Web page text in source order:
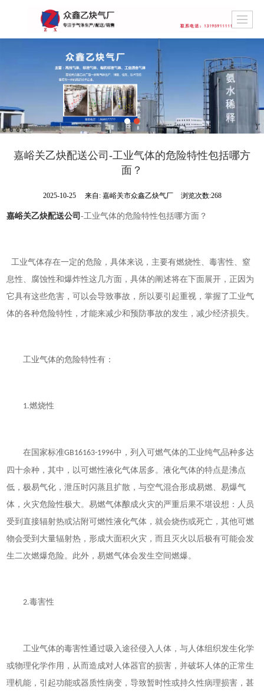
嘉峪关乙炔配送公司​-工业气体的危险特性包括哪方
面？
2025-10-25 来自: 嘉峪关市众鑫乙炔气厂 浏览次数:268
嘉峪关乙炔配送公司-工业气体的危险特性包括哪方面？
工业气体存在一定的危险，具体来说，主要有燃烧性、毒害性、窒
息性、腐蚀性和爆炸性这几方面，具体的阐述将在下面展开，正因为
它具有这些危害，可以会导致事故，所以要引起重视，掌握了工业气
体的各种危险特性，才能来减少和预防事故的发生，减少经济损失。
工业气体的危险特性有：
1.燃烧性
在国家标准GB16163-1996中，列入可燃气体的工业纯气品种多达
四十余种，其中，以可燃性液化气体居多。液化气体的特点是沸点
低，极易气化，泄压时闪蒸且扩散，与空气混合形成易燃、易爆气
体，火灾危险性极大。易燃气体酿成火灾的严重后果不堪设想：人员
受到直接辐射热或沾附可燃性液化气体，就会烧伤或死亡，其他可燃
物会受到大量辐射热，形成大面积火灾，而且灭火以后极有可能会发
生二次燃爆危险。此外，易燃气体会发生空间燃爆。
2.毒害性
工业气体的毒害性通过吸入途径侵入人体，与人体组织发生化学
或物理化学作用，从而造成对人体器官的损害，并破坏人体的正常生
理机能，引起功能或器质性病变，导致暂时性或持久性病理损害，甚